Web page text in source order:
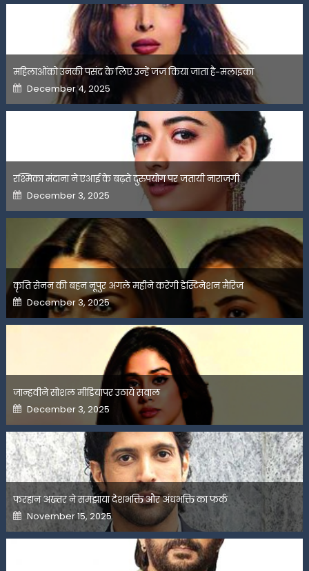
महिलाओंको उनकी पसंद के लिए उन्हें जज किया जाता है-मलाइका
Posted
on
December 4, 2025
रश्मिका मंदाना ने एआई के बढ़ते दुरुपयोग पर जतायी नाराजगी
Posted
on
December 3, 2025
कृति सेनन की बहन नूपुर अगले महीने करेंगी डेस्टिनेशन मैरिज
Posted
on
December 3, 2025
जान्हवीने सोशल मीडियापर उठाये सवाल
Posted
on
December 3, 2025
फरहान अख्तर ने समझाया देशभक्ति और अंधभक्ति का फर्क
Posted
on
November 15, 2025